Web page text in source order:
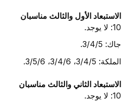
الاستبعاد الأول والثالث مناسبان
10: لا يوجد.
جاك: 3/4/5.
الملكة: 3/4/5، 3/4/6، 3/5/6.
الاستبعاد الثاني والثالث مناسبان
10: لا يوجد.